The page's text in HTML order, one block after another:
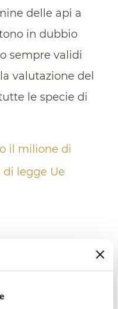
delle api a
in dubbio
sempre validi
valutazione del
le specie di
il milione di
legge Ue